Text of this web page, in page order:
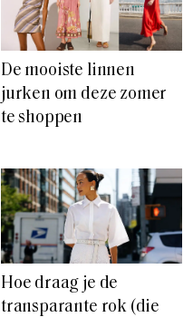
De mooiste linnen
jurken om deze zomer
te shoppen
Hoe draag je de
transparante rok (die